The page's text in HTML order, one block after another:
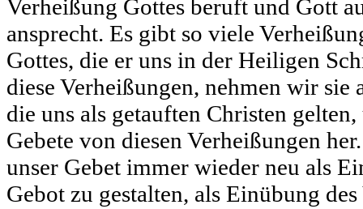
Verheißung Gottes beruft und Gott
ansprecht. Es gibt so viele
Gottes, die er uns in der Heiligen
diese Verheißungen, nehmen wir sie
die uns als getauften Christen
Gebete von diesen Verheißungen
unser Gebet immer wieder neu als
Gebot zu gestalten, als Einübung